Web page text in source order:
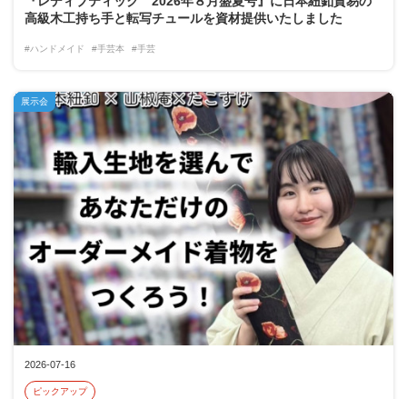
高級木工持ち手と転写チュールを資材提供いたしました
#ハンドメイド #手芸本 #手芸
2026-07-16
ピックアップ
展示会